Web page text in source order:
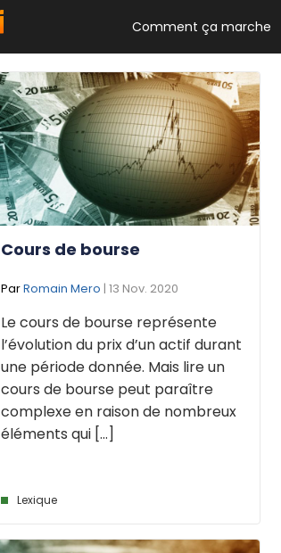
Comment ça marche
Cours de bourse
ParRomain Mero | 13 Nov. 2020
Le cours de bourse représente
l’évolution du prix d’un actif durant
une période donnée. Mais lire un
cours de bourse peut paraître
complexe en raison de nombreux
éléments qui [...]
Lexique